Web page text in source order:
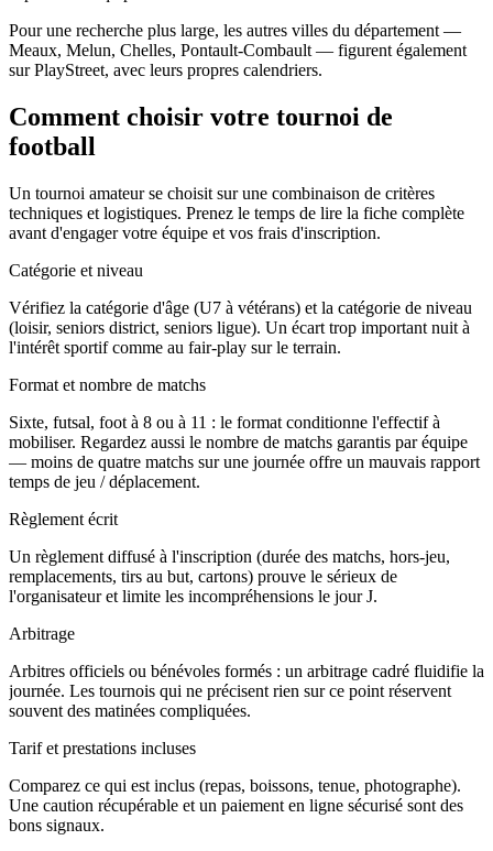
Pour une recherche plus large, les autres villes du département —
Meaux, Melun, Chelles, Pontault-Combault — figurent également
sur PlayStreet, avec leurs propres calendriers.
Comment choisir votre tournoi de
football
Un tournoi amateur se choisit sur une combinaison de critères
techniques et logistiques. Prenez le temps de lire la fiche complète
avant d'engager votre équipe et vos frais d'inscription.
Catégorie et niveau
Vérifiez la catégorie d'âge (U7 à vétérans) et la catégorie de niveau
(loisir, seniors district, seniors ligue). Un écart trop important nuit à
l'intérêt sportif comme au fair-play sur le terrain.
Format et nombre de matchs
Sixte, futsal, foot à 8 ou à 11 : le format conditionne l'effectif à
mobiliser. Regardez aussi le nombre de matchs garantis par équipe
— moins de quatre matchs sur une journée offre un mauvais rapport
temps de jeu / déplacement.
Règlement écrit
Un règlement diffusé à l'inscription (durée des matchs, hors-jeu,
remplacements, tirs au but, cartons) prouve le sérieux de
l'organisateur et limite les incompréhensions le jour J.
Arbitrage
Arbitres officiels ou bénévoles formés : un arbitrage cadré fluidifie la
journée. Les tournois qui ne précisent rien sur ce point réservent
souvent des matinées compliquées.
Tarif et prestations incluses
Comparez ce qui est inclus (repas, boissons, tenue, photographe).
Une caution récupérable et un paiement en ligne sécurisé sont des
bons signaux.